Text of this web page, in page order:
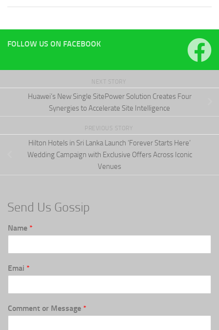
FOLLOW US ON FACEBOOK
NEXT STORY
Huawei’s New Single SitePower Solution Creates Four
Synergies to Accelerate Site Intelligence
PREVIOUS STORY
Hilton Hotels in Sri Lanka Launch ‘Forever Starts Here’
Wedding Campaign with Exclusive Offers Across Iconic
Venues
Send Us Gossip
Name *
Emai *
Comment or Message *